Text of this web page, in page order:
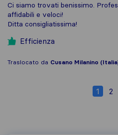
Ci siamo trovati benissimo.
affidabili e veloci!
Ditta consigliatissima!
Efficienza
Traslocato da Cusano Milanino
1 2